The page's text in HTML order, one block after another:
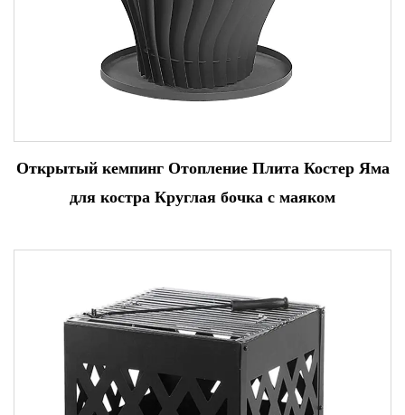
Открытый кемпинг Отопление Плита Костер Яма
для костра Круглая бочка с маяком